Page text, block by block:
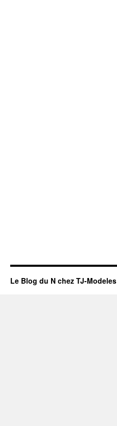
Le Blog du N chez TJ-Modeles